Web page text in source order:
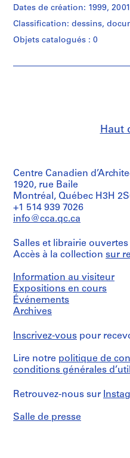
r
o
e
o
r
t
i
v
y
p
i
s
c
i
a
u
b
e
t
Dates de création: 1999,
Classification: dessins,
Objets catalogués : 0
(archive
creator)
Description:
File's
title:
Gil
Peña.
Contains
as
well
reference
materials,
and
Quantité
Type
d’objet:
file
Haut
Centre Canadien
1920, rue Baile
Montréal, Québec H3H
+1 514 939 7026
info@cca.qc.ca
Salles et librairie
Accès à la collection sur
Information au visiteur
Expositions en cours
Événements
Archives
Inscrivez-vous pour
Lire notre politique de
conditions générales
Retrouvez-nous sur
Salle de presse